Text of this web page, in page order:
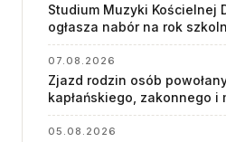
„GŁOS Z TORUNIA"
Redakcja
Archiwum
Współpraca
Studium Muzyki Kościelnej
ogłasza nabór na rok
07.08.2026
Zjazd rodzin osób
kapłańskiego, zakonnego i
05.08.2026